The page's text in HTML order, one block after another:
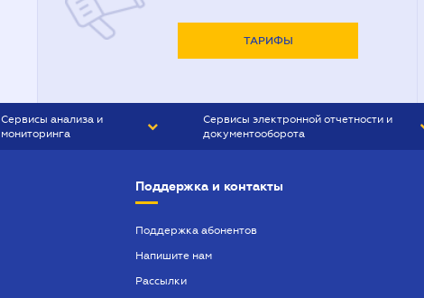
ТАРИФЫ
Сервисы анализа и
мониторинга
Сервисы электронной отчетности и
документооборота
Поддержка и контакты
Поддержка абонентов
Напишите нам
Рассылки